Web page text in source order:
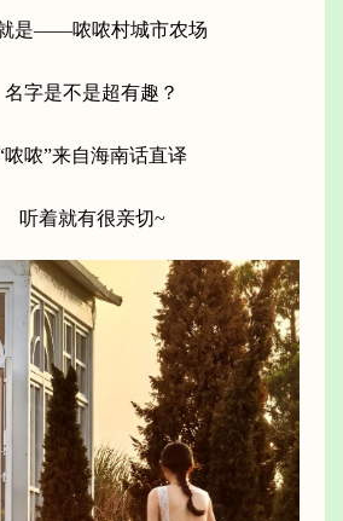
是——哝哝村城市农场
名字是不是超有趣？
哝哝”来自海南话直译
听着就有很亲切~